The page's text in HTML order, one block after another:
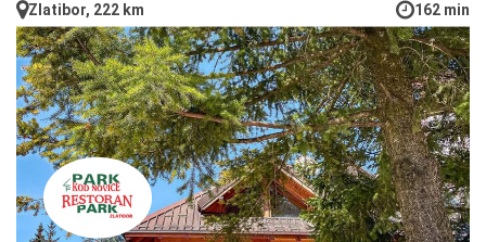
Zlatibor, 222 km 162 min